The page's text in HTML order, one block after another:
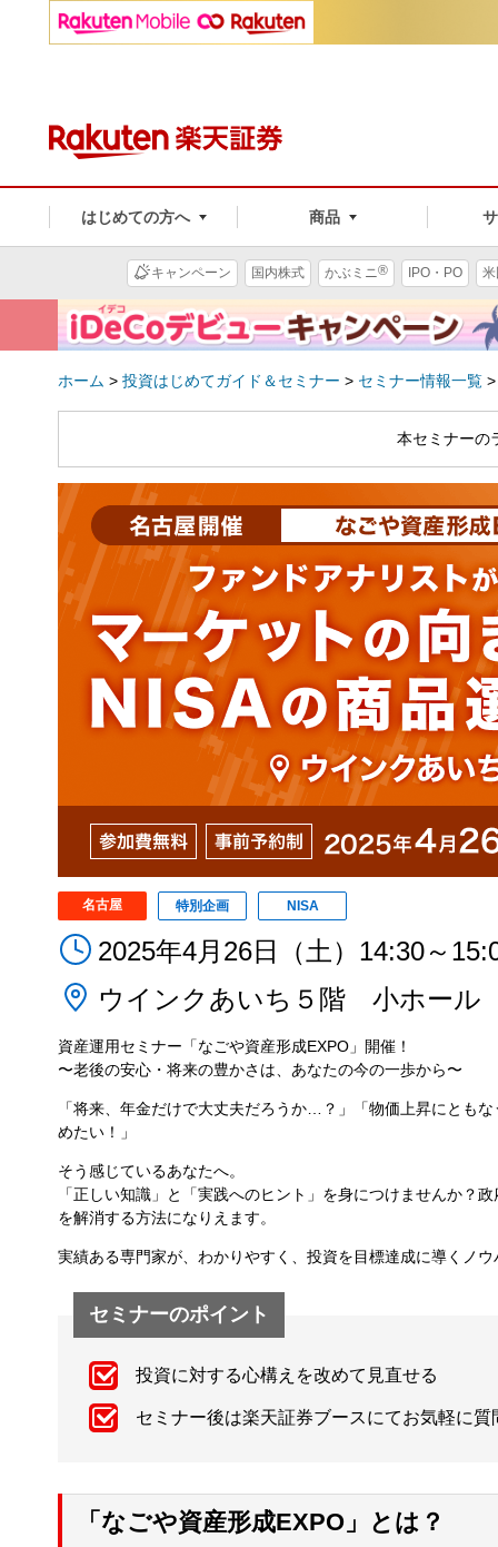
はじめての方へ 商品
キャンペーン 国内株式 かぶミニ® IPO・PO
ホーム > 投資はじめてガイド＆セミナー > セミナー情報一覧
本セミナーの
名古屋 特別企画 NISA
2025年4月26日（土）14:30～
ウインクあいち５階 小ホール
資産運用セミナー「なごや資産形成EXPO」開催！
〜老後の安心・将来の豊かさは、あなたの今の一歩から〜
「将来、年金だけで大丈夫だろうか…？」「物価上昇にと
めたい！」
そう感じているあなたへ。
「正しい知識」と「実践へのヒント」を身につけませんか？
を解消する方法になりえます。
実績ある専門家が、わかりやすく、投資を目標達成に導くノ
セミナーのポイント
投資に対する心構えを改めて見直せる
セミナー後は楽天証券ブースにてお気軽に質
「なごや資産形成EXPO」とは？